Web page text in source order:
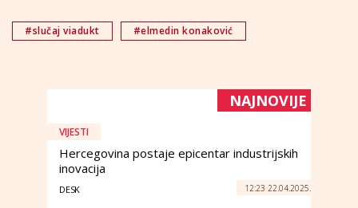
#slučaj viadukt #elmedin konaković
NAJNOVIJE
VIJESTI
Hercegovina postaje epicentar industrijskih
inovacija
DESK 12:23 22.04.2025.